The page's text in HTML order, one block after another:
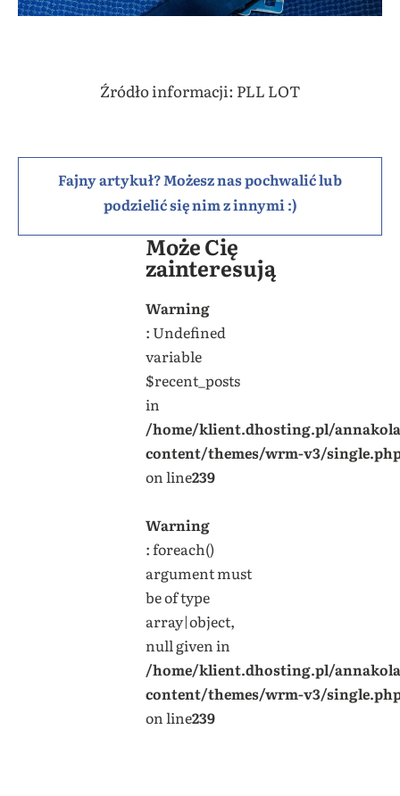
Źródło informacji: PLL LOT
Fajny artykuł? Możesz nas pochwalić lub
podzielić się nim z innymi :)
Może Cię
zainteresują
Warning
: Undefined
variable
$recent_posts
in
/home/klient.dhosting.pl/
content/themes/wrm-v3/
on line239
Warning
: foreach()
argument must
be of type
array|object,
null given in
/home/klient.dhosting.pl/
content/themes/wrm-v3/
on line239